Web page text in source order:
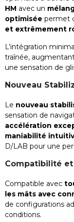
HM avec un
optimisée permet
et extrêmement
L’intégration
traînée,
une sensation de
Nouveau
Le nouveau
sensation de
accélération
maniabilité
D/LAB pour une
Compatibilité
Compatible avec
les mâts avec
de configurations
conditions.